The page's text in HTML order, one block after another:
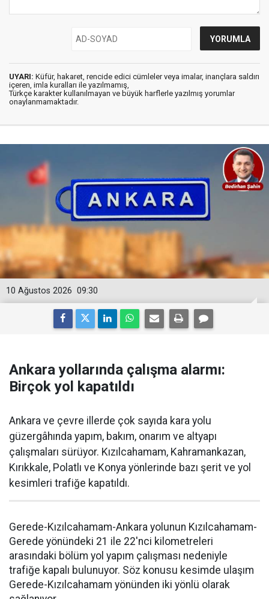
UYARI: Küfür, hakaret, rencide edici cümleler veya imalar, inançlara saldırı
içeren, imla kuralları ile yazılmamış,
Türkçe karakter kullanılmayan ve büyük harflerle yazılmış yorumlar
onaylanmamaktadır.
09:30
10 Ağustos 2026
Ankara yollarında çalışma alarmı:
Birçok yol kapatıldı
Ankara ve çevre illerde çok sayıda kara yolu
güzergâhında yapım, bakım, onarım ve altyapı
çalışmaları sürüyor. Kızılcahamam, Kahramankazan,
Kırıkkale, Polatlı ve Konya yönlerinde bazı şerit ve yol
kesimleri trafiğe kapatıldı.
Gerede-Kızılcahamam-Ankara yolunun Kızılcahamam-
Gerede yönündeki 21 ile 22'nci kilometreleri
arasındaki bölüm yol yapım çalışması nedeniyle
trafiğe kapalı bulunuyor. Söz konusu kesimde ulaşım
Gerede-Kızılcahamam yönünden iki yönlü olarak